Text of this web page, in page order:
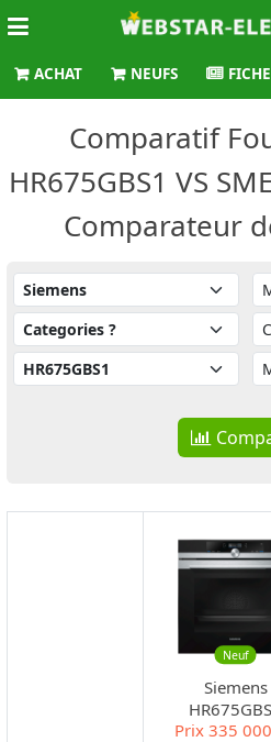
ACHAT NEUFS
Comparatif
HR675GBS1 VS
Comparateur
Neuf
Siemens
Prix335